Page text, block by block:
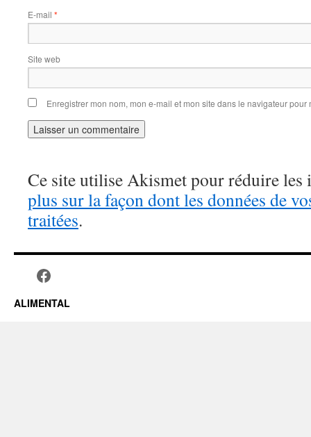
E-mail *
Site web
Enregistrer mon nom, mon e-mail et mon site dans le navigateur
Ce site utilise Akismet pour réduire les
plus sur la façon dont les données de
traitées.
ALIMENTAL